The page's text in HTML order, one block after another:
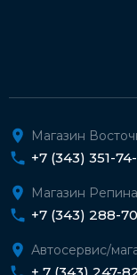
Магазин
+7 (343) 351-
Магазин
+7 (343) 288-
Автосервис/